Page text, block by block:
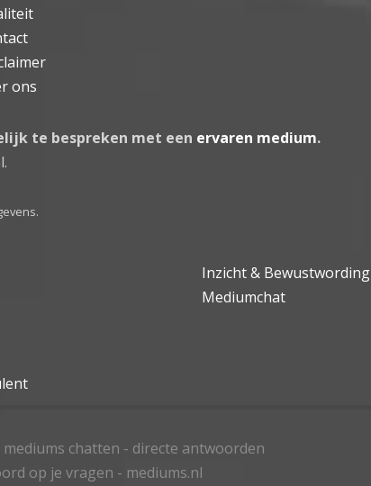
ons
te bespreken met een ervaren medium.
Inzicht & Bewustwording
Mediumchat
chatten - directe antwoorden
op je vragen - mediums.nl